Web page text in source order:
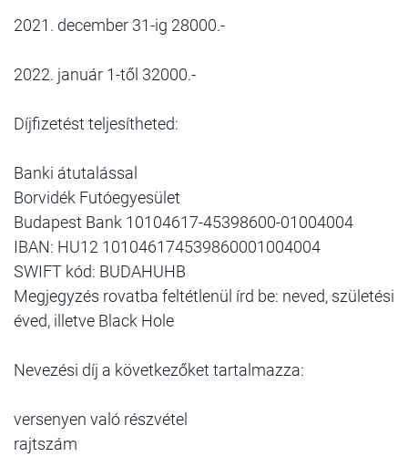
2021. december 31-ig 28000.-
2022. január 1-től 32000.-
Díjfizetést teljesítheted:
Banki átutalással
Borvidék Futóegyesület
Budapest Bank 10104617-45398600-01004004
IBAN: HU12 101046174539860001004004
SWIFT kód: BUDAHUHB
Megjegyzés rovatba feltétlenül írd be: neved, születési
éved, illetve Black Hole
Nevezési díj a következőket tartalmazza:
versenyen való részvétel
rajtszám